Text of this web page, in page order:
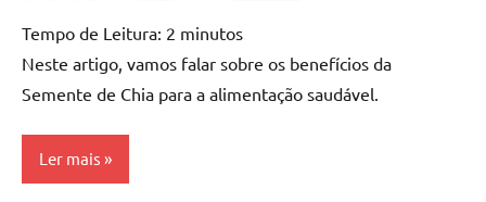
Tempo de Leitura: 2 minutos
Neste artigo, vamos falar sobre os benefícios da
Semente de Chia para a alimentação saudável.
Ler mais